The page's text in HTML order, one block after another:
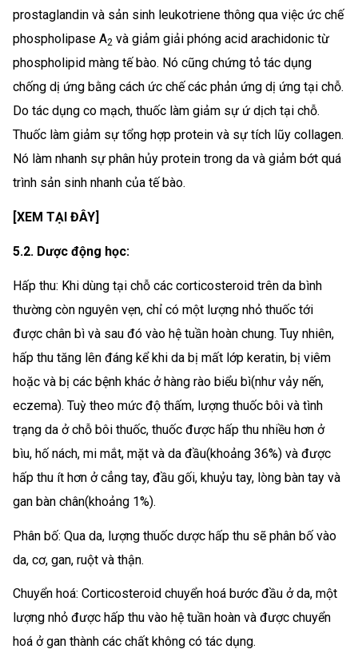
prostaglandin và sản sinh leukotriene thông qua việc ức chế
phospholipase A2 và giảm giải phóng acid arachidonic từ
phospholipid màng tế bào. Nó cũng chứng tỏ tác dụng
chống dị ứng bằng cách ức chế các phản ứng dị ứng tại chỗ.
Do tác dụng co mạch, thuốc làm giảm sự ứ dịch tại chỗ.
Thuốc làm giảm sự tổng hợp protein và sự tích lũy collagen.
Nó làm nhanh sự phân hủy protein trong da và giảm bớt quá
trình sản sinh nhanh của tế bào.
[XEM TẠI ĐÂY]
5.2. Dược động học:
Hấp thu: Khi dùng tại chỗ các corticosteroid trên da bình
thường còn nguyên vẹn, chỉ có một lượng nhỏ thuốc tới
được chân bì và sau đó vào hệ tuần hoàn chung. Tuy nhiên,
hấp thu tăng lên đáng kể khi da bị mất lớp keratin, bị viêm
hoặc và bị các bệnh khác ở hàng rào biểu bì(như vảy nến,
eczema). Tuỳ theo mức độ thấm, lượng thuốc bôi và tình
trạng da ở chỗ bôi thuốc, thuốc được hấp thu nhiều hơn ở
bìu, hố nách, mi mắt, mặt và da đầu(khoảng 36%) và được
hấp thu ít hơn ở cẳng tay, đầu gối, khuỷu tay, lòng bàn tay và
gan bàn chân(khoảng 1%).
Phân bố: Qua da, lượng thuốc dược hấp thu sẽ phân bố vào
da, cơ, gan, ruột và thận.
Chuyển hoá: Corticosteroid chuyển hoá bước đầu ở da, một
lượng nhỏ được hấp thu vào hệ tuần hoàn và được chuyển
hoá ở gan thành các chất không có tác dụng.